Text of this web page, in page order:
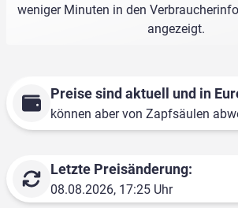
weniger Minuten in den
angezeigt.
Preise sind aktuell und in
können aber von Zapfsäulen
Letzte Preisänderung:
08.08.2026, 17:25 Uhr